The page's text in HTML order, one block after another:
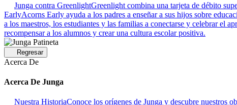
Junga contra GreenlightGreenlight combina una tarjeta de débito
EarlyAcorns Early ayuda a los padres a enseñar a sus hijos sobre
a los maestros, los estudiantes y las familias a conectarse y celebrar el
recompensar a los alumnos y crear una cultura escolar positiva.
Regresar
Acerca De
Acerca De Junga
Nuestra HistoriaConoce los orígenes de Junga y descubre nuestros